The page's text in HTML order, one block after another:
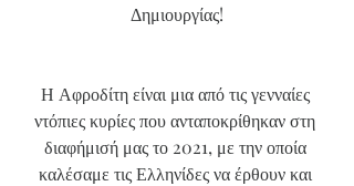
Δημιουργίας!
Η Αφροδίτη είναι μια από τις γενναίες
ντόπιες κυρίες που ανταποκρίθηκαν στη
διαφήμισή μας το 2021, με την οποία
καλέσαμε τις Ελληνίδες να έρθουν και